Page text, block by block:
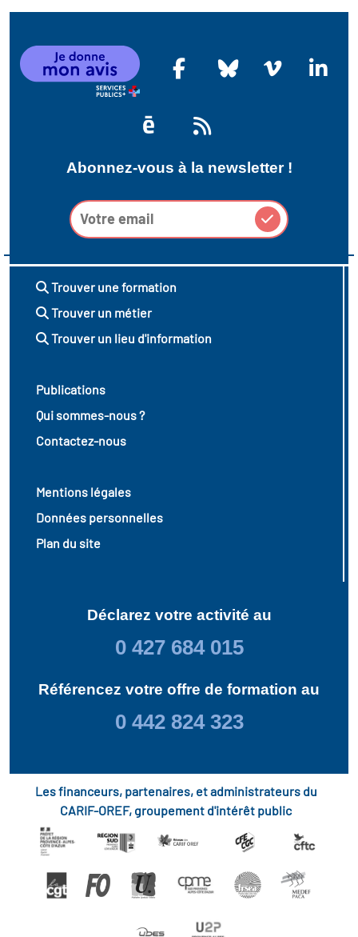
Abonnez-vous à la newsletter !
Trouver une formation
Trouver un métier
Trouver un lieu d'information
Publications
Qui sommes-nous ?
Contactez-nous
Mentions légales
Données personnelles
Plan du site
Déclarez votre activité au
0 427 684 015
Référencez votre offre de formation au
0 442 824 323
Les financeurs, partenaires, et administrateurs du
CARIF-OREF, groupement d'intérêt public